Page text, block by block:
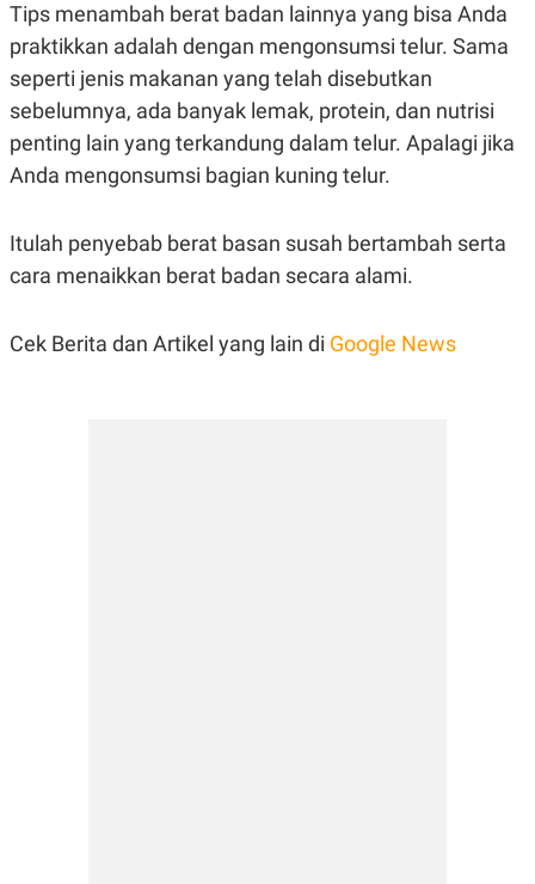
Tips menambah berat badan lainnya yang bisa Anda
praktikkan adalah dengan mengonsumsi telur. Sama
seperti jenis makanan yang telah disebutkan
sebelumnya, ada banyak lemak, protein, dan nutrisi
penting lain yang terkandung dalam telur. Apalagi jika
Anda mengonsumsi bagian kuning telur.
Itulah penyebab berat basan susah bertambah serta
cara menaikkan berat badan secara alami.
Cek Berita dan Artikel yang lain di Google News